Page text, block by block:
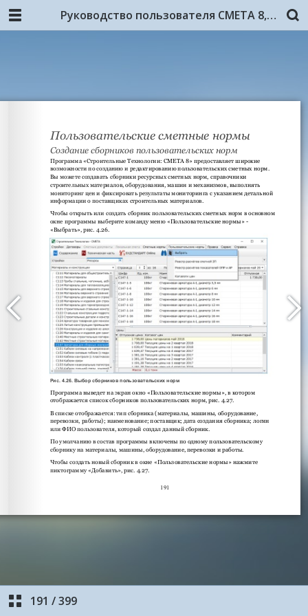
Руководство пользователя СМЕТА 8, 4-я редакция
191 /399